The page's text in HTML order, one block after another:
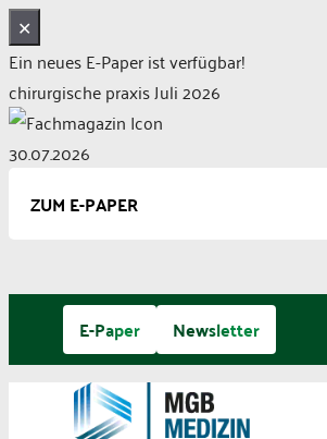
✕
Ein neues E-Paper ist verfügbar!
chirurgische praxis Juli 2026
30.07.2026
ZUM E-PAPER
springen
E-Paper Newsletter